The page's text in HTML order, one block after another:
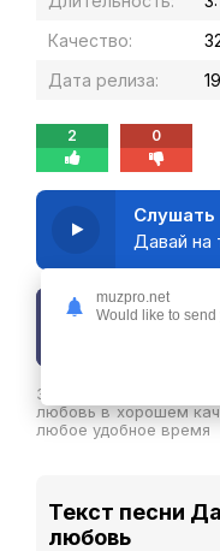
Качество:
Дата релиза:
2 0
Слушать
Давай на
Скачать
Здесь вы можете
любовь в хорошем
любое удобное время
Текст песни
любовь
muzpro.net
Would like to